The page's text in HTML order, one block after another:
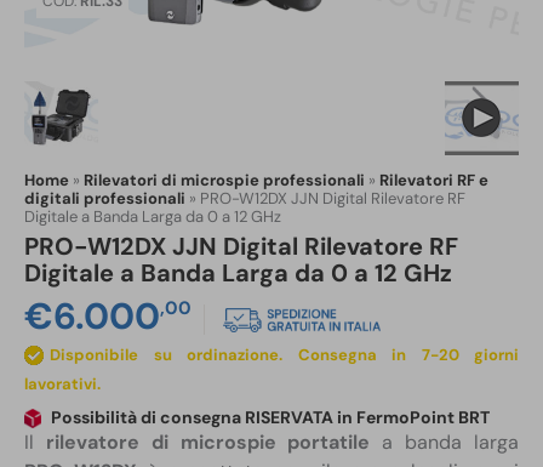
Home » Rilevatori di microspie professionali » Rilevatori RF e
digitali professionali » PRO-W12DX JJN Digital Rilevatore RF
Digitale a Banda Larga da 0 a 12 GHz
PRO-W12DX JJN Digital Rilevatore RF
Digitale a Banda Larga da 0 a 12 GHz
€6.000,00
Disponibile su ordinazione
Possibilità di consegna RISERVATA in FermoPoint BRT
Il rilevatore di microspie portatile a banda larga